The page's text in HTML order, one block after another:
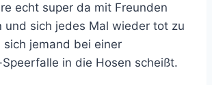
echt super da mit Freunden
und sich jedes Mal wieder tot zu
sich jemand bei einer
in die Hosen scheißt.